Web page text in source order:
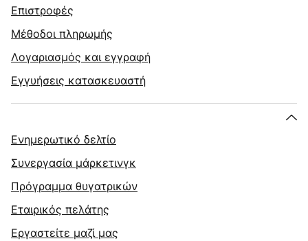
Επιστροφές
Μέθοδοι πληρωμής
Λογαριασμός και εγγραφή
Εγγυήσεις κατασκευαστή
Ενημερωτικό δελτίο
Συνεργασία μάρκετινγκ
Πρόγραμμα θυγατρικών
Εταιρικός πελάτης
Εργαστείτε μαζί μας